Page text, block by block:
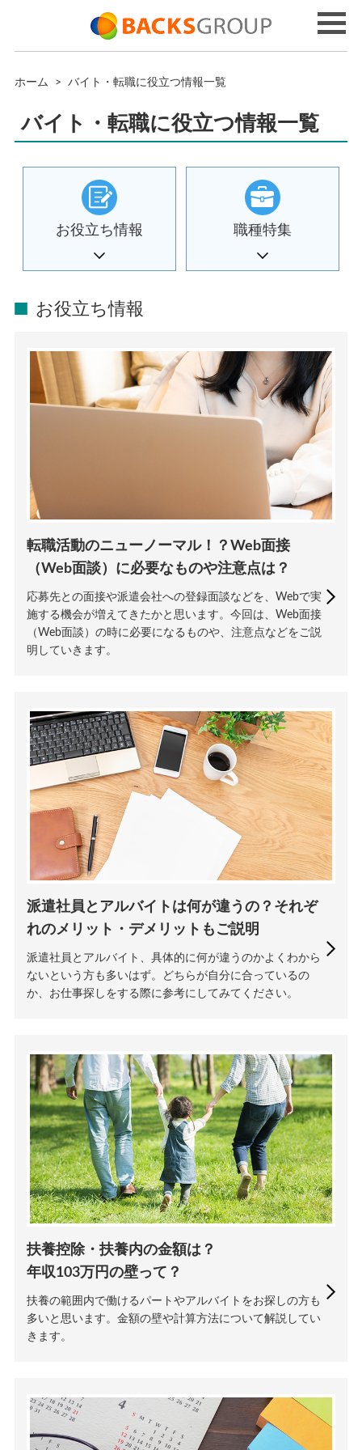
ホーム > バイト・転職に役立つ情報一覧
バイト・転職に役立つ情報一覧
お役立ち情報 職種特集
お役立ち情報
転職活動のニューノーマル！？Web面接
（Web面談）に必要なものや注意点は？
応募先との面接や派遣会社への登録面談などを、Webで実
施する機会が増えてきたかと思います。今回は、Web面接
（Web面談）の時に必要になるものや、注意点などをご説
明していきます。
派遣社員とアルバイトは何が違うの？それぞ
れのメリット・デメリットもご説明
派遣社員とアルバイト、具体的に何が違うのかよくわから
ないという方も多いはず。どちらが自分に合っているの
か、お仕事探しをする際に参考にしてみてください。
扶養控除・扶養内の金額は？
年収103万円の壁って？
扶養の範囲内で働けるパートやアルバイトをお探しの方も
多いと思います。金額の壁や計算方法について解説してい
きます。